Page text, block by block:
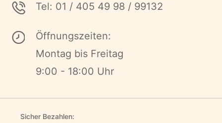
Tel: 01 / 405 49 98 / 99132
Öffnungszeiten:
Montag bis Freitag
9:00 - 18:00 Uhr
Sicher Bezahlen: